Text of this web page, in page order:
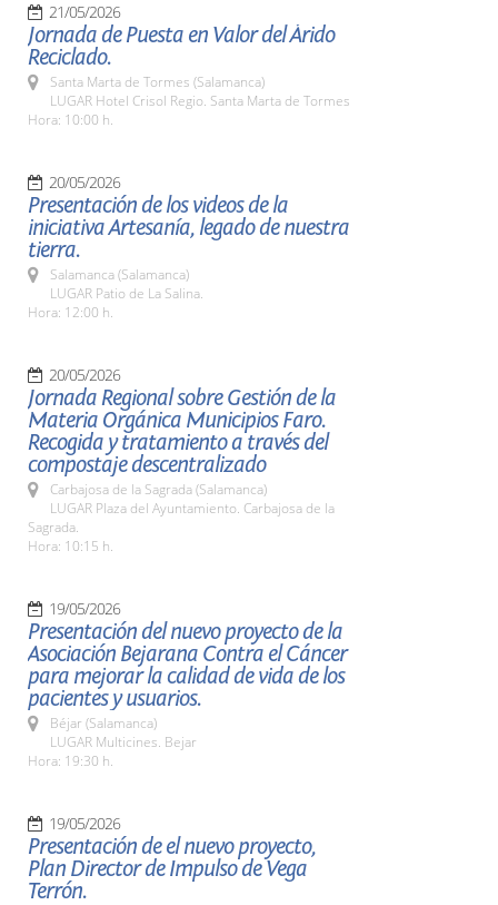
21/05/2026
Jornada de Puesta en Valor del Árido
Reciclado.
Santa Marta de Tormes (Salamanca)
LUGAR Hotel Crisol Regio. Santa Marta de Tormes
Hora: 10:00 h.
20/05/2026
Presentación de los videos de la
iniciativa Artesanía, legado de nuestra
tierra.
Salamanca (Salamanca)
LUGAR Patio de La Salina.
Hora: 12:00 h.
20/05/2026
Jornada Regional sobre Gestión de la
Materia Orgánica Municipios Faro.
Recogida y tratamiento a través del
compostaje descentralizado
Carbajosa de la Sagrada (Salamanca)
LUGAR Plaza del Ayuntamiento. Carbajosa de la
Sagrada.
Hora: 10:15 h.
19/05/2026
Presentación del nuevo proyecto de la
Asociación Bejarana Contra el Cáncer
para mejorar la calidad de vida de los
pacientes y usuarios.
Béjar (Salamanca)
LUGAR Multicines. Bejar
Hora: 19:30 h.
19/05/2026
Presentación de el nuevo proyecto,
Plan Director de Impulso de Vega
Terrón.